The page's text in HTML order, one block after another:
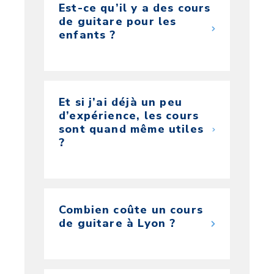
Est-ce qu’il y a des cours
de guitare pour les
enfants ?
Et si j’ai déjà un peu
d’expérience, les cours
sont quand même utiles
?
Combien coûte un cours
de guitare à Lyon ?